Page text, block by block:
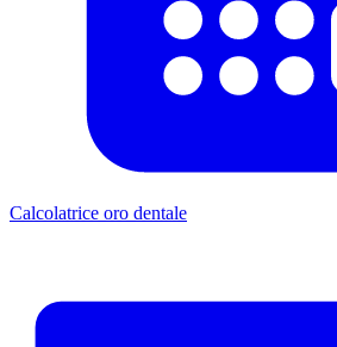
Calcolatrice oro dentale